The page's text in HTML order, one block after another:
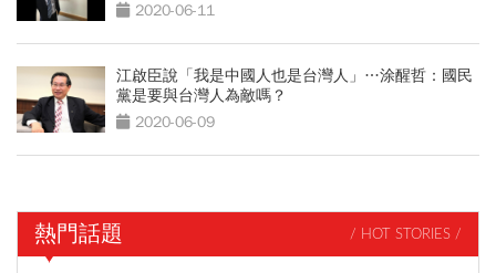
2020-06-11
江啟臣說「我是中國人也是台灣人」…涂醒哲：國民
黨是要與台灣人為敵嗎？
2020-06-09
熱門話題 / HOT STORIES /